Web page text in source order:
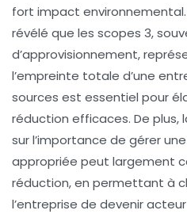
fort impact environnemental
révélé que les scopes 3,
d’approvisionnement,
l’empreinte totale d’une
sources est essentiel pour
réduction efficaces. De plus,
sur l’importance de gérer une
appropriée peut largement
réduction, en permettant à
l’entreprise de devenir